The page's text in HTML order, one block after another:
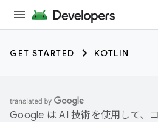
GET STARTED KOTLIN
Google は AI 技術を使用して、